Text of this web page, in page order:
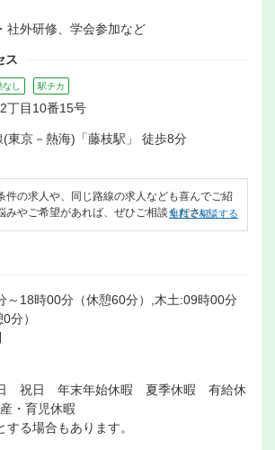
社外研修、学会参加など
ス
なし 駅チカ
丁目10番15号
(東京－熱海)「藤枝駅」 徒歩8分
件の求人や、同じ路線の求人なども喜んでご紹
みやご希望があれば、ぜひご相談ください。
無料で相談する
～18時00分（休憩60分）,木土:09時00分
分）
祝日 年末年始休暇 夏季休暇 有給休
・育児休暇
る場合もあります。